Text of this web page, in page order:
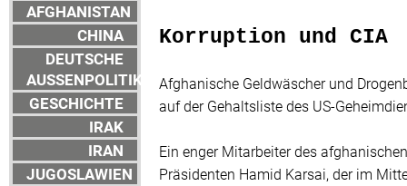
AFGHANISTAN
CHINA
DEUTSCHE
AUSSENPOLITIK
GESCHICHTE
IRAK
IRAN
JUGOSLAWIEN
Korruption und CIA
Afghanische Geldwäscher und
auf der Gehaltsliste des US-
Ein enger Mitarbeiter des afghanischen
Präsidenten Hamid Karsai, der im